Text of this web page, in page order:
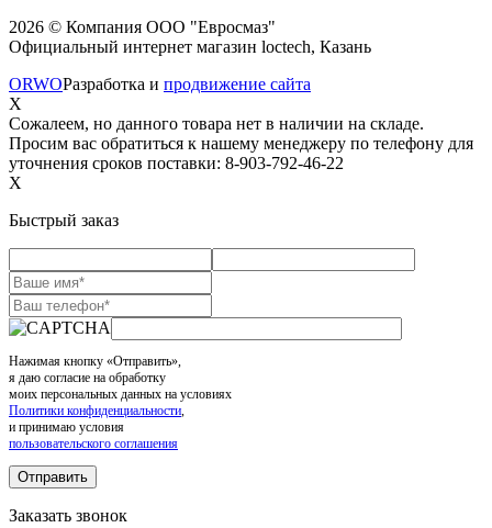
2026 © Компания ООО "Евросмаз"
Официальный интернет магазин loctech, Казань
ORWOРазработка и продвижение сайта
X
Сожалеем, но данного товара нет в наличии на складе.
Просим вас обратиться к нашему менеджеру по телефону для
уточнения сроков поставки: 8-903-792-46-22
X
Быстрый заказ
Нажимая кнопку «Отправить»,
я даю согласие на обработку
моих персональных данных на условиях
Политики конфиденциальности,
и принимаю условия
пользовательского соглашения
Заказать звонок